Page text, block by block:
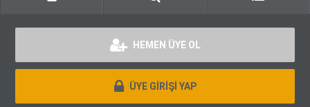
HEMEN ÜYE OL
ÜYE GİRİŞİ YAP